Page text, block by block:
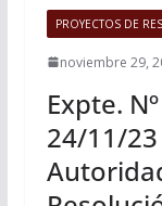
PROYECTOS DE
noviembre 29,
Expte.
24/11/